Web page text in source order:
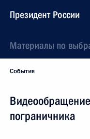
Президент России
Материалы по
События
пограничника